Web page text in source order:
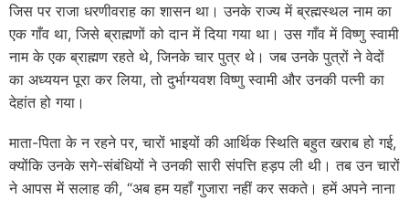
जिस पर राजा धरणीवराह का शासन था। उनके राज्य में ब्रह्मस्थल नाम का
एक गाँव था, जिसे ब्राह्मणों को दान में दिया गया था। उस गाँव में विष्णु स्वामी
नाम के एक ब्राह्मण रहते थे, जिनके चार पुत्र थे। जब उनके पुत्रों ने वेदों
का अध्ययन पूरा कर लिया, तो दुर्भाग्यवश विष्णु स्वामी और उनकी पत्नी का
देहांत हो गया।
माता-पिता के न रहने पर, चारों भाइयों की आर्थिक स्थिति बहुत खराब हो गई,
क्योंकि उनके सगे-संबंधियों ने उनकी सारी संपत्ति हड़प ली थी। तब उन चारों
ने आपस में सलाह की, “अब हम यहाँ गुजारा नहीं कर सकते। हमें अपने नाना